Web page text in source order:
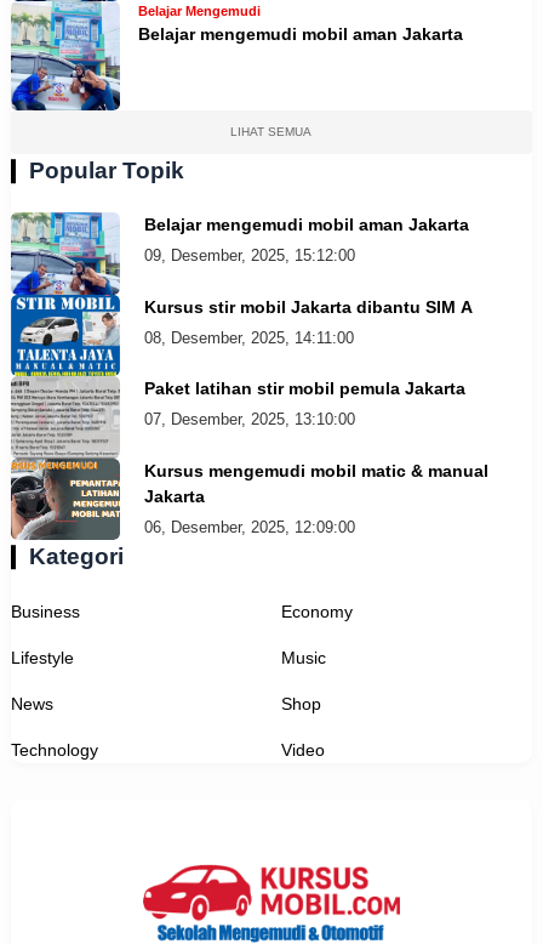
Belajar Mengemudi
Belajar mengemudi mobil aman Jakarta
LIHAT SEMUA
Popular Topik
Belajar mengemudi mobil aman Jakarta
09, Desember, 2025, 15:12:00
Kursus stir mobil Jakarta dibantu SIM A
08, Desember, 2025, 14:11:00
Paket latihan stir mobil pemula Jakarta
07, Desember, 2025, 13:10:00
Kursus mengemudi mobil matic & manual
Jakarta
06, Desember, 2025, 12:09:00
Kategori
Business Economy
Lifestyle Music
News Shop
Technology Video